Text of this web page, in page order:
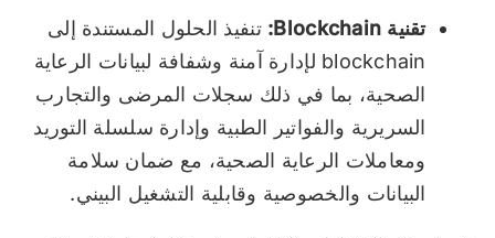
تقنية Blockchain:
تنفيذ الحلول المستندة إلى
blockchain لإدارة آمنة وشفافة لبيانات الرعاية
الصحية، بما في ذلك سجلات المرضى والتجارب
السريرية والفواتير الطبية وإدارة سلسلة التوريد
ومعاملات الرعاية الصحية، مع ضمان سلامة
البيانات والخصوصية وقابلية التشغيل البيني.